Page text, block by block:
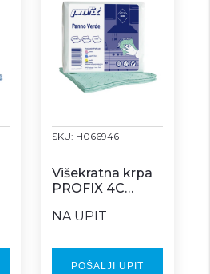
SKU: H066946
Višekratna krpa
PROFIX 4C
NA UPIT
POŠALJI UPIT